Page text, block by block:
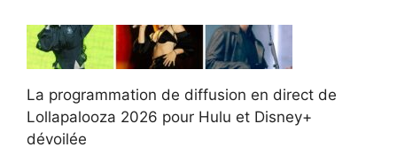
La programmation de diffusion en direct de
Lollapalooza 2026 pour Hulu et Disney+
dévoilée